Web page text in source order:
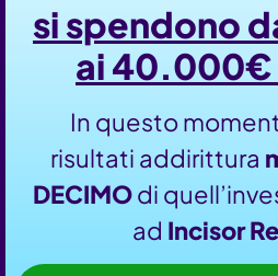
si spendono
ai 40.000€
In questo
risultati addirittura
DECIMOdi
ad Incisor